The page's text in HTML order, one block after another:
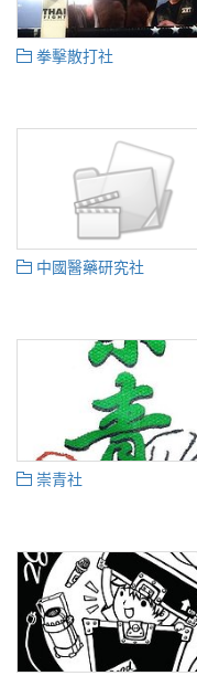
拳擊散打社
中國醫藥研究社
崇青社